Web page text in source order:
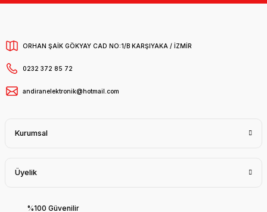
ORHAN ŞAİK GÖKYAY CAD NO:1/B KARŞIYAKA / İZMİR
0232 372 85 72
andiranelektronik@hotmail.com
Kurumsal
Üyelik
%100 Güvenilir